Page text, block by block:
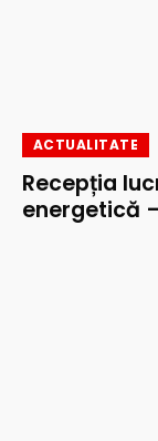
ACTUALITATE
Recepția
energetică